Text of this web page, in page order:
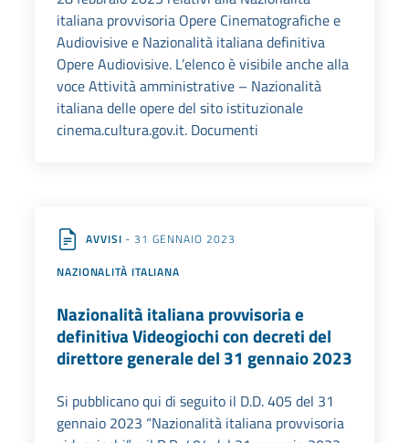
italiana provvisoria Opere Cinematografiche e
Audiovisive e Nazionalità italiana definitiva
Opere Audiovisive. L’elenco è visibile anche alla
voce Attività amministrative – Nazionalità
italiana delle opere del sito istituzionale
cinema.cultura.gov.it. Documenti
AVVISI - 31 GENNAIO 2023
NAZIONALITÀ ITALIANA
Nazionalità italiana provvisoria e
definitiva Videogiochi con decreti del
direttore generale del 31 gennaio 2023
Si pubblicano qui di seguito il D.D. 405 del 31
gennaio 2023 “Nazionalità italiana provvisoria